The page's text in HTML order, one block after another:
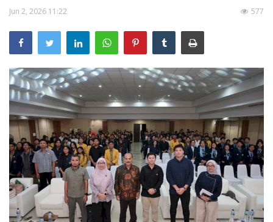
Tentang BPDP
Informasi Publik
Program Layanan
Berita
Pengumuman
Tentang Sawit
Riset
Hubungi Kami
Jun 2, 2026 11:22 577